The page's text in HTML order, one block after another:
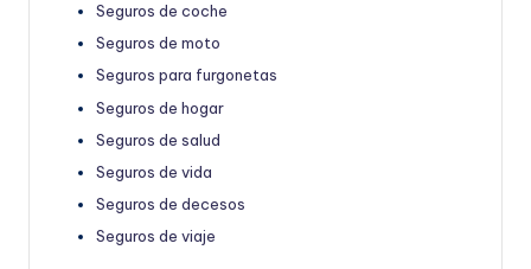
Seguros de coche
Seguros de moto
Seguros para furgonetas
Seguros de hogar
Seguros de salud
Seguros de vida
Seguros de decesos
Seguros de viaje